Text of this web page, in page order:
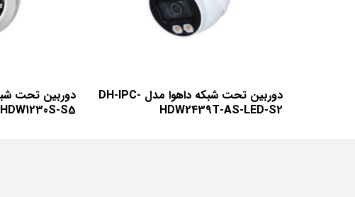
دوربین تحت شبکه داهوا مدل DH-IPC-
HDW2439T-AS-LED-S2
HDW1230S-S5